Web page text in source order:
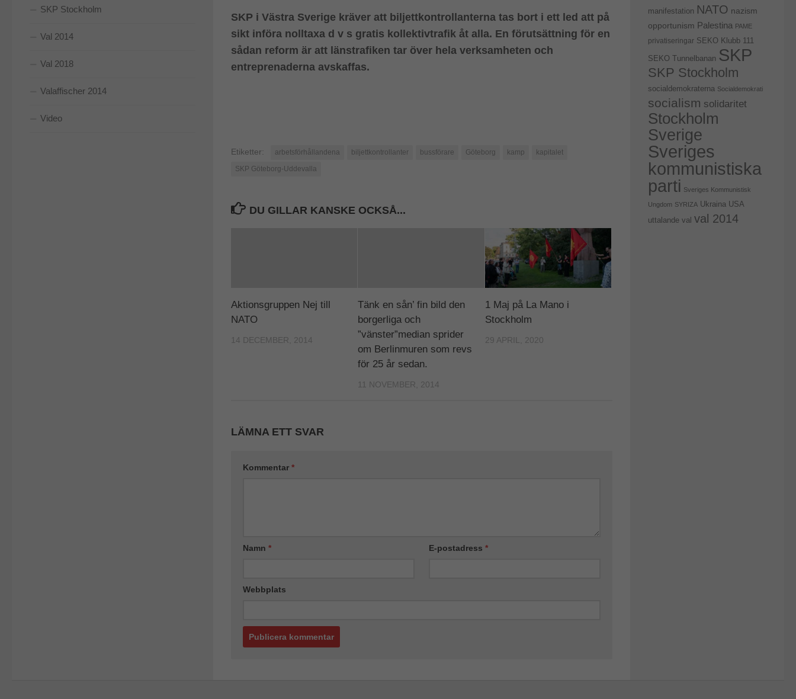
SKP i Västra Sverige kräver att biljettkontrollanterna tas bort i ett led att på
sikt införa nolltaxa d v s gratis kollektivtrafik åt alla. En förutsättning för en
sådan reform är att länstrafiken tar över hela verksamheten och
entreprenaderna avskaffas.
Etiketter: arbetsförhållandena biljettkontrollanter bussförare Göteborg kamp
kapitalet
SKP Göteborg-Uddevalla
DU GILLAR KANSKE OCKSÅ...
Aktionsgruppen Nej till
NATO
14 DECEMBER, 2014
Tänk en sån’ fin bild den
borgerliga och
”vänster”median sprider
om Berlinmuren som revs
för 25 år sedan.
11 NOVEMBER, 2014
1 Maj på La Mano i
Stockholm
29 APRIL, 2020
LÄMNA ETT SVAR
Kommentar *
Namn * E-postadress*
Webbplats
SKP Stockholm
Val 2014
Val 2018
Valaffischer 2014
Video
manifestation NATO nazism
opportunism Palestina PAME
privatiseringar SEKO Klubb 111
SEKO Tunnelbanan SKP
SKP Stockholm
socialdemokraterna Socialdemokrati
socialism solidaritet
Stockholm
Sverige
Sveriges
kommunistiska
parti Sveriges Kommunistisk
Ungdom SYRIZA Ukraina USA
uttalande val val 2014
Statistik
För att vi ska
kunna
förbättra
hemsidans
och
besök. Om